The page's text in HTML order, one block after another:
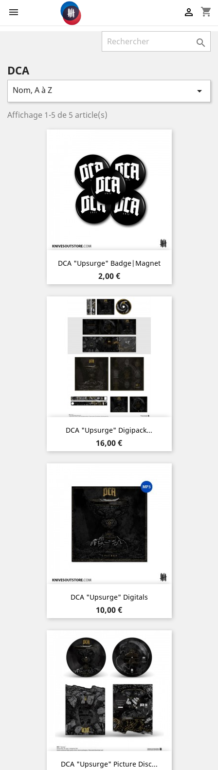
 shopping_cart


DCA
Nom, A à Z 
Affichage 1-5 de 5 article(s)
DCA "Upsurge" Badge|Magnet
Prix
2,00 €
DCA "Upsurge" Digipack...
Prix
16,00 €
DCA "Upsurge" Digitals
Prix
10,00 €
DCA "Upsurge" Picture Disc...